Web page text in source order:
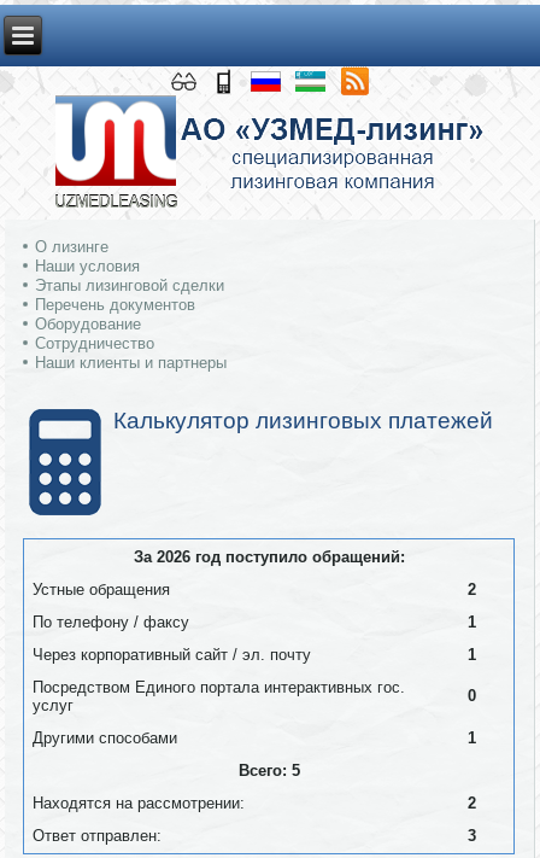
О лизинге
Наши условия
Этапы лизинговой сделки
Перечень документов
Оборудование
Сотрудничество
Наши клиенты и партнеры
Калькулятор лизинговых платежей
За 2026 год поступило обращений:
Устные обращения
2
По телефону / факсу
1
Через корпоративный сайт / эл. почту
1
Посредством Единого портала интерактивных гос.
услуг
0
Другими способами
1
Всего: 5
Находятся на рассмотрении:
2
Ответ отправлен:
3